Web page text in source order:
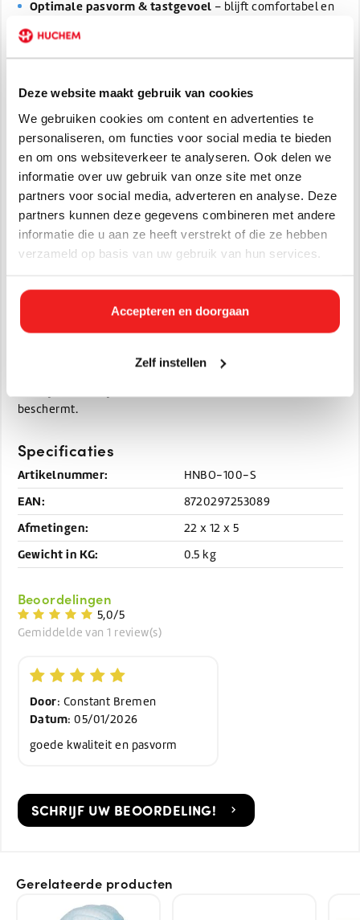
Deze website maakt gebruik van cookies
We gebruiken cookies om content en advertenties te
personaliseren, om functies voor social media te bieden
en om ons websiteverkeer te analyseren. Ook delen we
informatie over uw gebruik van onze site met onze
partners voor social media, adverteren en analyse. Deze
partners kunnen deze gegevens combineren met andere
informatie die u aan ze heeft verstrekt of die ze hebben
verzameld op basis van uw gebruik van hun services.
Accepteren en doorgaan
Zelf instellen
Optimale pasvorm & tastgevoel – blijft comfortabel en
Ambidextrous & disposable
en eenvoudig te gebruiken.
Ideaal voor veel toepassingen
Of je nu werkt in de zorg, laboratorium,horeca, schoonmaak,
of dit product zoekt voor thuisgebruik en kluswerk — deze
handschoenen combineren comfort met professionele
bescherming.
Waarom nitril?
Nitril handschoenen worden gezien als de meest
betrouwbare keuze voor wegwerphandschoenen omdat ze
chemicaliënresistentie, behouden goed tastgevoel en
veroorzaken veel minder allergische reacties.
Kies de juiste maat voor de perfecte pasvorm:
beschermt.
Specificaties
Artikelnummer: HNBO-100-S
EAN: 8720297253089
Afmetingen: 22 x 12 x 5
Gewicht in KG: 0.5 kg
Beoordelingen
5,0/5
Gemiddelde van 1 review(s)
Door: Constant Bremen
Datum: 05/01/2026
goede kwaliteit en pasvorm
SCHRIJF UW BEOORDELING!
Gerelateerde producten